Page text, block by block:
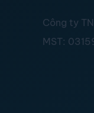
Công ty
MST: